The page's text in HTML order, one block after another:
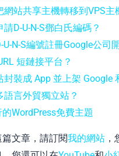
網站共享主機轉移到VPS主
D-U-N-S鄧白氏編碼？
U-N-S編號註冊Google公司
短鏈接平台？
封裝成 App 並上架 Google
語言外貿獨立站？
WordPress免費主題
文章，請訂閱我的網站